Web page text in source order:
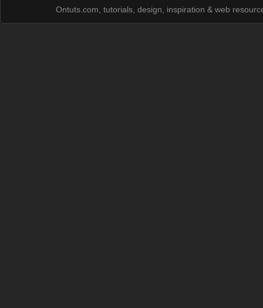
Ontuts.com, tutorials, design, inspiration & web